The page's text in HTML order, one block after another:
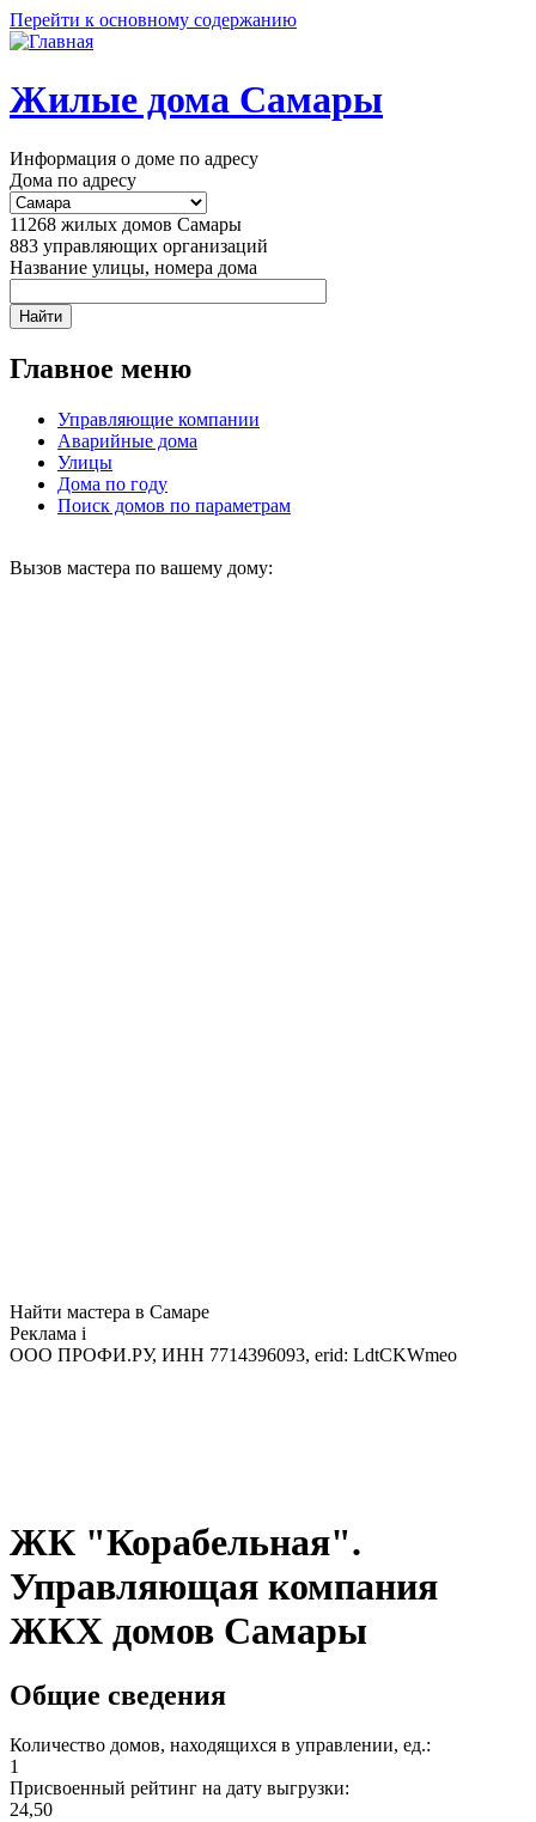
Перейти к основному содержанию
Жилые дома Самары
Информация о доме по адресу
Дома по адресу
11268 жилых домов Самары
883 управляющих организаций
Название улицы, номера дома
Главное меню
Управляющие компании
Аварийные дома
Улицы
Дома по году
Поиск домов по параметрам
Вызов мастера по вашему дому:
Найти мастера в Самаре
Реклама i
ООО ПРОФИ.РУ, ИНН 7714396093, erid: LdtCKWmeo
ЖК "Корабельная".
Управляющая компания
ЖКХ домов Самары
Общие сведения
Количество домов, находящихся в управлении, ед.:
1
Присвоенный рейтинг на дату выгрузки:
24,50